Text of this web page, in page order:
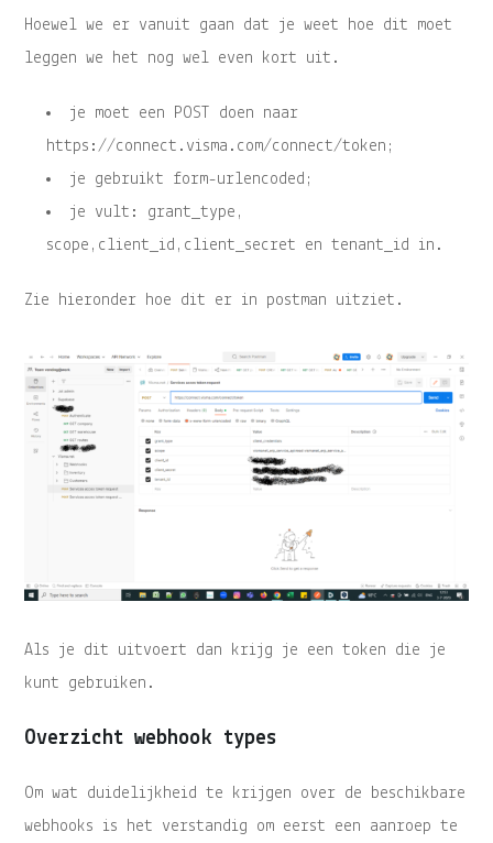
Hoewel we er vanuit gaan dat je weet hoe dit moet
leggen we het nog wel even kort uit.
je moet een POST doen naar
https://connect.visma.com/connect/token;
je gebruikt form-urlencoded;
je vult: grant_type,
scope,client_id,client_secret en tenant_id in.
Zie hieronder hoe dit er in postman uitziet.
Als je dit uitvoert dan krijg je een token die je
kunt gebruiken.
Overzicht webhook types
Om wat duidelijkheid te krijgen over de beschikbare
webhooks is het verstandig om eerst een aanroep te